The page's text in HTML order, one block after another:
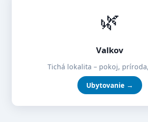
🌿
Valkov
Tichá lokalita – pokoj,
Ubytovanie →